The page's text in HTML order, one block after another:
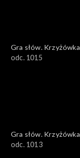
Gra słów. Krzyżówka
odc. 1015
Gra słów. Krzyżówka
odc. 1013